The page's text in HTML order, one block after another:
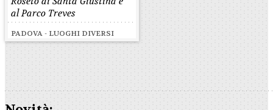
al Parco Treves
PADOVA - LUOGHI DIVERSI